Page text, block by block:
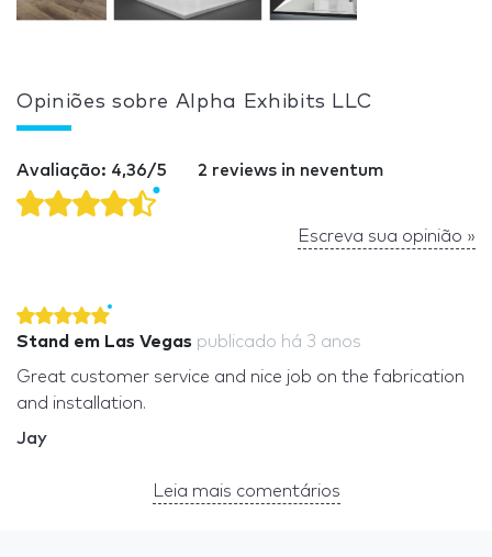
Opiniões sobre Alpha Exhibits LLC
Avaliação: 4,36/5 2 reviews in neventum
Escreva sua opinião »
Stand em Las Vegas publicado há 3 anos
Great customer service and nice job on the fabrication
and installation.
Jay
Leia mais comentários